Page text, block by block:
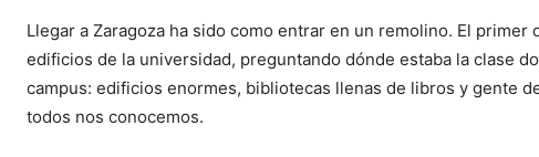
Llegar a Zaragoza ha sido como entrar en un remolino. El
edificios de la universidad, preguntando dónde estaba la clase
campus: edificios enormes, bibliotecas llenas de libros y gente
todos nos conocemos.